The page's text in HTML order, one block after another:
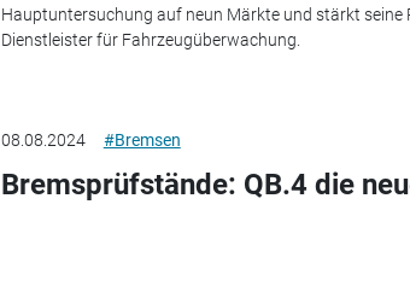
Hauptuntersuchung auf neun Märkte und stärkt seine
Dienstleister für Fahrzeugüberwachung.
08.08.2024 #Bremsen
Bremsprüfstände: QB.4 die